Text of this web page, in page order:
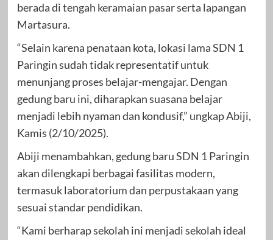
berada di tengah keramaian pasar serta lapangan
Martasura.
“Selain karena penataan kota, lokasi lama SDN 1
Paringin sudah tidak representatif untuk
menunjang proses belajar-mengajar. Dengan
gedung baru ini, diharapkan suasana belajar
menjadi lebih nyaman dan kondusif,” ungkap Abiji,
Kamis (2/10/2025).
Abiji menambahkan, gedung baru SDN 1 Paringin
akan dilengkapi berbagai fasilitas modern,
termasuk laboratorium dan perpustakaan yang
sesuai standar pendidikan.
“Kami berharap sekolah ini menjadi sekolah ideal